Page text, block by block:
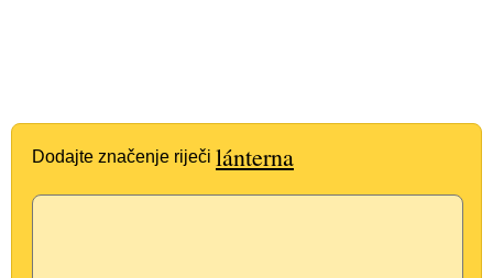
Dodajte značenje riječi lánterna